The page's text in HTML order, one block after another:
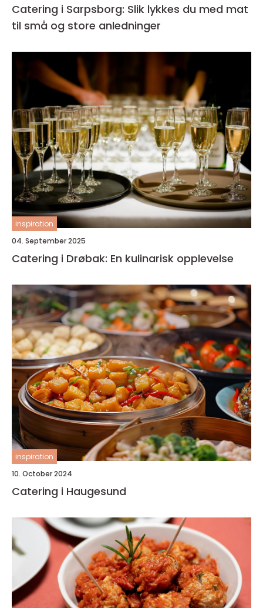
Catering i Sarpsborg: Slik lykkes du med mat
til små og store anledninger
inspiration
04. September 2025
Catering i Drøbak: En kulinarisk opplevelse
inspiration
10. October 2024
Catering i Haugesund